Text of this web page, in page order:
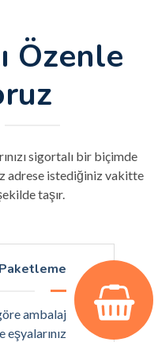
Özenle
sigortalı bir biçimde
adrese istediğiniz vakitte
taşır.
ambalaj